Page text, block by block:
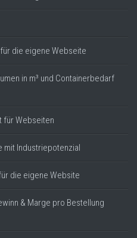
die eigene Webseite
in m³ und Containerbedarf
für Webseiten
mit Industriepotenzial
die eigene Website
& Marge pro Bestellung